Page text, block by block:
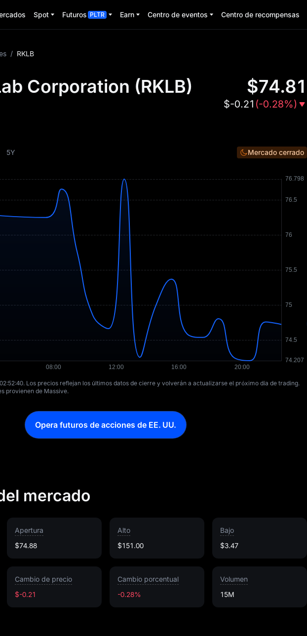
Spot Futuros PLTR Earn Centro de eventos Centro de recompensas
/ RKLB
Corporation (RKLB) $74.81
$-0.21 (-0.28%)
5Y Mercado cerrado
Los precios reflejan los últimos datos de cierre y volverán a actualizarse el próximo día de trading.
provienen de Massive.
Opera futuros de acciones de EE. UU.
mercado
Apertura
$74.88
Alto
$151.00
Bajo
$3.47
Cambio de precio
$-0.21
Cambio porcentual
-0.28%
Volumen
15M